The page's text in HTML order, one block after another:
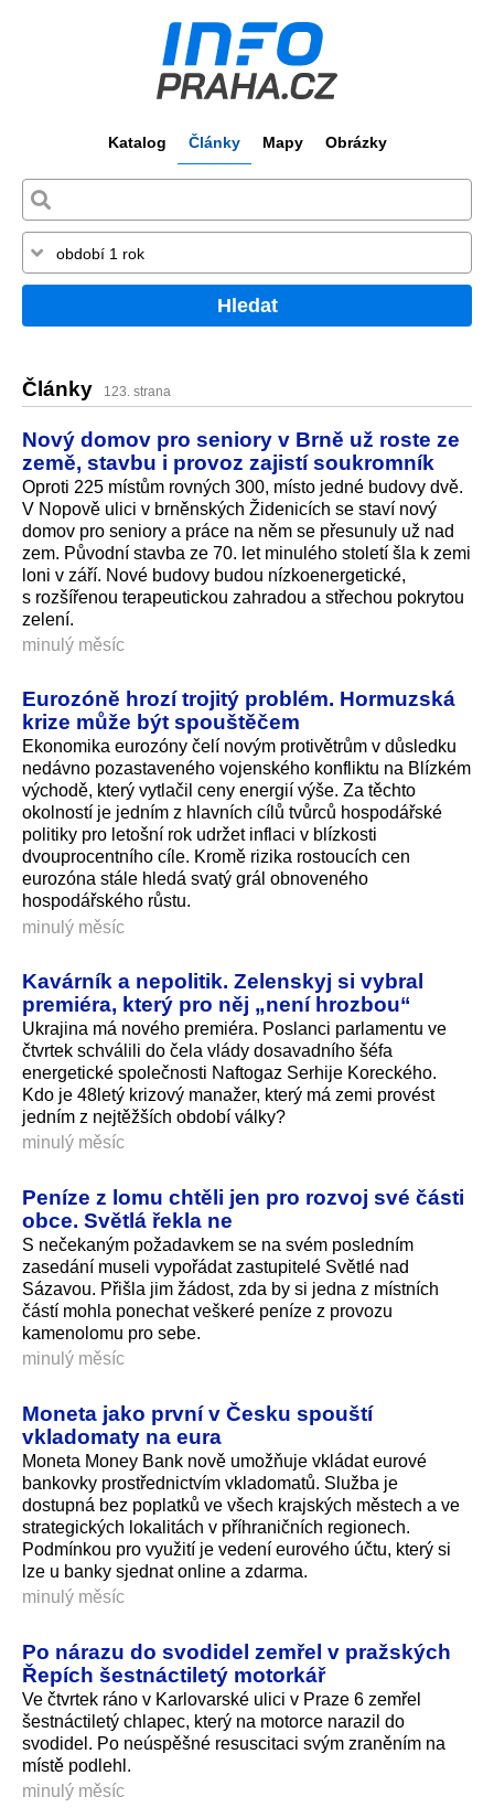
Katalog Články Mapy Obrázky
Hledat
Články 123. strana
Nový domov pro seniory v Brně už roste ze
země, stavbu i provoz zajistí soukromník
Oproti 225 místům rovných 300, místo jedné budovy dvě.
V Nopově ulici v brněnských Židenicích se staví nový
domov pro seniory a práce na něm se přesunuly už nad
zem. Původní stavba ze 70. let minulého století šla k zemi
loni v září. Nové budovy budou nízkoenergetické,
s rozšířenou terapeutickou zahradou a střechou pokrytou
zelení.
minulý měsíc
Eurozóně hrozí trojitý problém. Hormuzská
krize může být spouštěčem
Ekonomika eurozóny čelí novým protivětrům v důsledku
nedávno pozastaveného vojenského konfliktu na Blízkém
východě, který vytlačil ceny energií výše. Za těchto
okolností je jedním z hlavních cílů tvůrců hospodářské
politiky pro letošní rok udržet inflaci v blízkosti
dvouprocentního cíle. Kromě rizika rostoucích cen
eurozóna stále hledá svatý grál obnoveného
hospodářského růs­tu.
minulý měsíc
Kavárník a nepolitik. Zelenskyj si vybral
premiéra, který pro něj „není hrozbou“
Ukrajina má nového premiéra. Poslanci parlamentu ve
čtvrtek schválili do čela vlády dosavadního šéfa
energetické společnosti Naftogaz Serhije Koreckého.
Kdo je 48letý krizový manažer, který má zemi provést
jedním z nejtěžších období války?
minulý měsíc
Peníze z lomu chtěli jen pro rozvoj své části
obce. Světlá řekla ne
S nečekaným požadavkem se na svém posledním
zasedání museli vypořádat zastupitelé Světlé nad
Sázavou. Přišla jim žádost, zda by si jedna z místních
částí mohla ponechat veškeré peníze z provozu
kamenolomu pro sebe.
minulý měsíc
Moneta jako první v Česku spouští
vkladomaty na eura
Moneta Money Bank nově umožňuje vkládat eurové
bankovky prostřednictvím vkladomatů. Služba je
dostupná bez poplatků ve všech krajských městech a ve
strategických lokalitách v příhraničních regionech.
Podmínkou pro využití je vedení eurového účtu, který si
lze u banky sjednat online a zdarma.
minulý měsíc
Po nárazu do svodidel zemřel v pražských
Řepích šestnáctiletý motorkář
Ve čtvrtek ráno v Karlovarské ulici v Praze 6 zemřel
šestnáctiletý chlapec, který na motorce narazil do
svodidel. Po neúspěšné resuscitaci svým zraněním na
místě podlehl.
minulý měsíc